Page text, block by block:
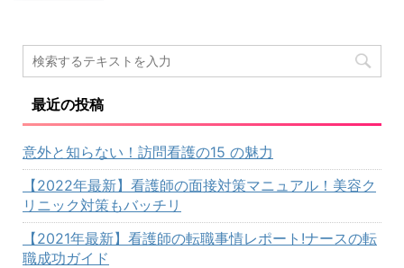
最近の投稿
意外と知らない！訪問看護の15 の魅力
【2022年最新】看護師の面接対策マニュアル！美容ク
リニック対策もバッチリ
【2021年最新】看護師の転職事情レポート!ナースの転
職成功ガイド